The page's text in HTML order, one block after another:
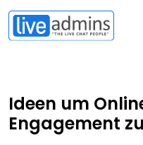
Ideen um
Engagement